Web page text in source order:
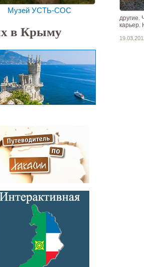
Музей УСТЬ-СОС
в Крыму
другие.
карьер.